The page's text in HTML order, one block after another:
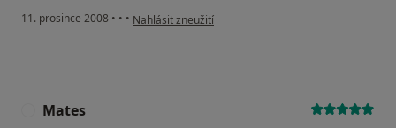
11. prosince 2008 • • • podle názoru uživatele ajda
Nahlásit zneužití
Mates